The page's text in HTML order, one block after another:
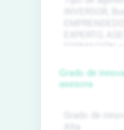
Grado de
asesora